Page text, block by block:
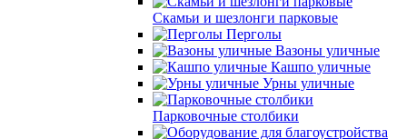
Скамьи и шезлонги парковые
Перголы
Вазоны уличные
Кашпо уличные
Урны уличные
Парковочные столбики